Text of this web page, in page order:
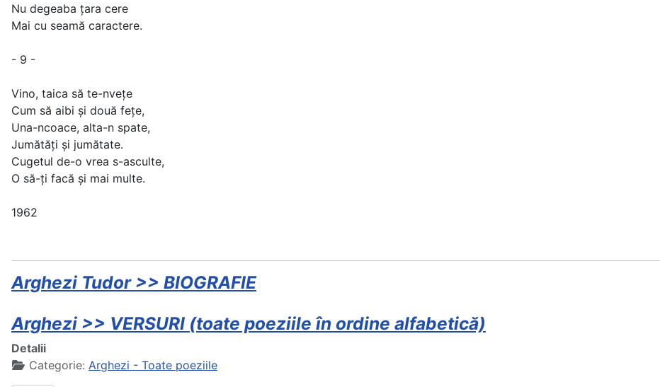
Nu degeaba țara cere
Mai cu seamă caractere.
- 9 -
Vino, taica să te-nvețe
Cum să aibi și două fețe,
Una-ncoace, alta-n spate,
Jumătăți și jumătate.
Cugetul de-o vrea s-asculte,
O să-ți facă și mai multe.
1962
Arghezi Tudor >> BIOGRAFIE
Arghezi >> VERSURI (toate poeziile în ordine alfabetică)
Detalii
Categorie: Arghezi - Toate poeziile